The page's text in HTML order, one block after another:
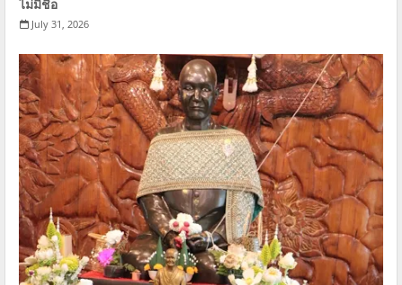
ไม่มีชื่อ
July 31, 2026